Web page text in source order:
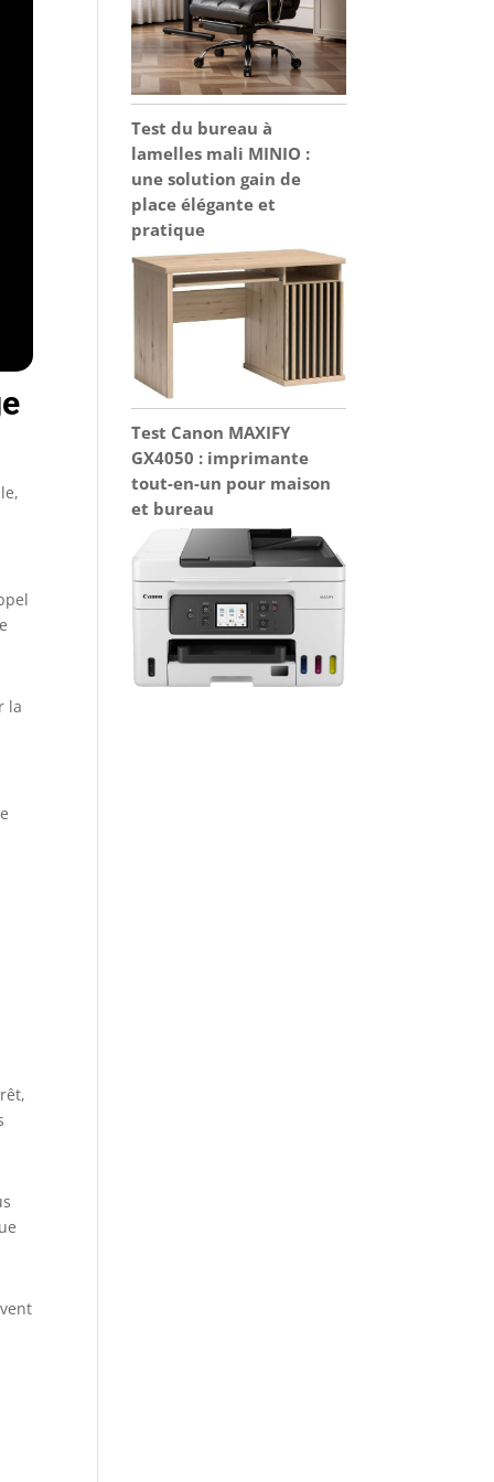
la
Test du bureau à
lamelles mali MINIO :
une solution gain de
place élégante et
pratique
Test Canon MAXIFY
GX4050 : imprimante
tout-en-un pour maison
et bureau